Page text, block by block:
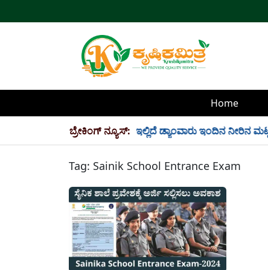
Home
ಬ್ರೇಕಿಂಗ್ ನ್ಯೂಸ್:
34 TMC ನೀರು ಸಂಗ್ರಹ! ಇಲ್ಲಿದೆ ಡ್ಯಾಂವಾರು ಇಂದಿನ ನೀರಿನ ಮಟ್ಟ!
Tag: Sainik School Entrance Exam